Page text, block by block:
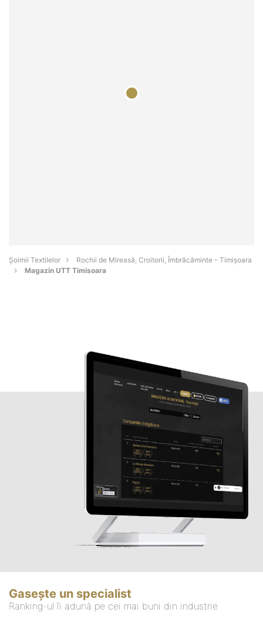
Șoimii Textilelor
Rochii de Mireasă, Croitorii, Îmbrăcăminte - Timişoara
Magazin UTT Timisoara
Gasește un specialist
Ranking-ul îi adună pe cei mai buni din industrie